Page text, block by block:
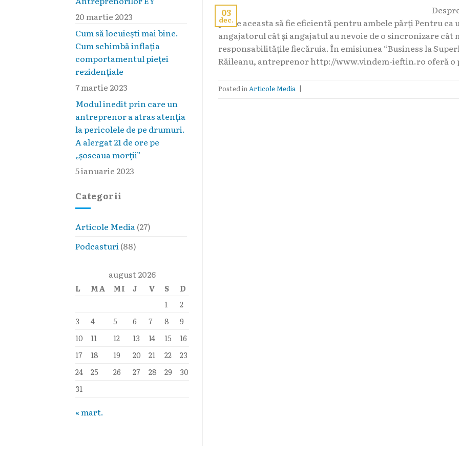
20 martie 2023
Cum să locuieşti mai bine.
Cum schimbă inflaţia
comportamentul pieţei
rezidenţiale
7 martie 2023
Modul inedit prin care un
antreprenor a atras atenția
la pericolele de pe drumuri.
A alergat 21 de ore pe
„șoseaua morții”
5 ianuarie 2023
Categorii
Articole Media(27)
Podcasturi(88)
august 2026
L MA MI J V S
D
1
2
3
4 5 6 7 8
9
10
11 12 13 14 15
16
17
18 19 20 21 22
23
24
25 26 27 28 29
30
31
« mart.
03
dec.
poate aceasta să fie eficientă pentru ambele părți Pentru ca
angajatorul cât și angajatul au nevoie de o sincronizare cât
responsabilitățile fiecăruia. În emisiunea “Business la
Răileanu, antreprenor http://www.vindem-ieftin.ro oferă o
Posted inArticole Media |